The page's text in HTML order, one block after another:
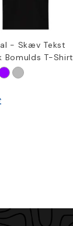
- Skæv Tekst
Bomulds T-Shirt